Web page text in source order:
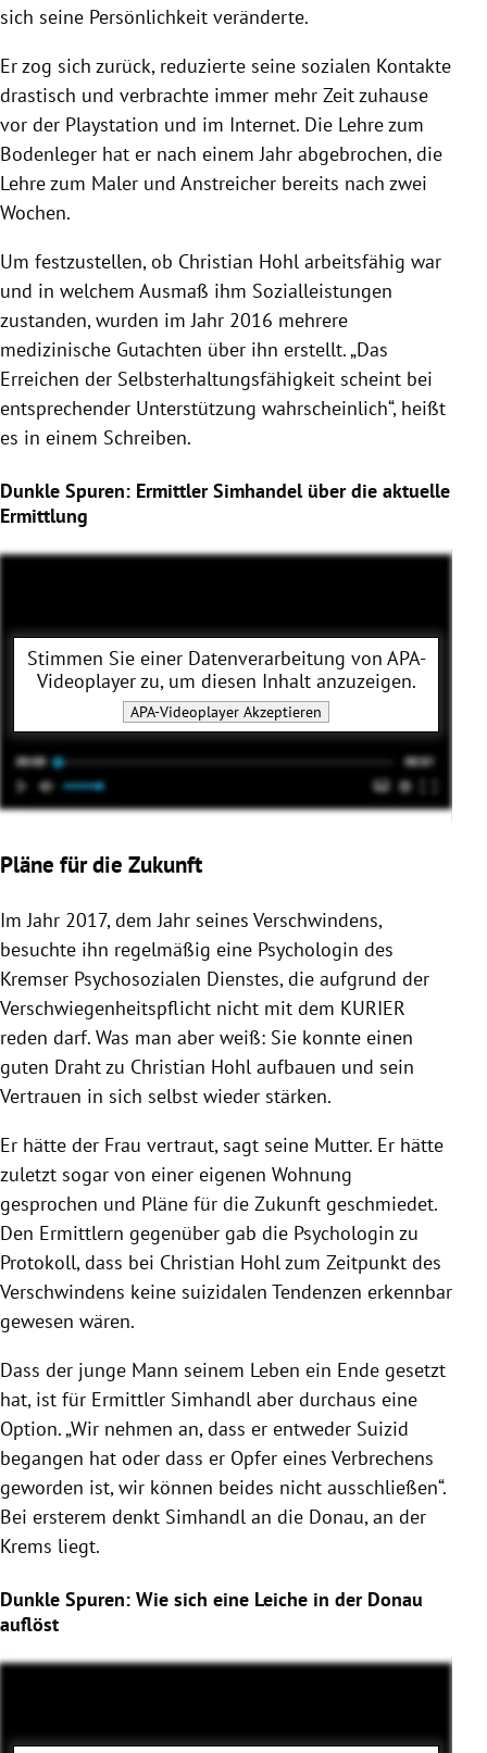
sich seine Persönlichkeit veränderte.
Er zog sich zurück, reduzierte seine sozialen Kontakte
drastisch und verbrachte immer mehr Zeit zuhause
vor der Playstation und im Internet. Die Lehre zum
Bodenleger hat er nach einem Jahr abgebrochen, die
Lehre zum Maler und Anstreicher bereits nach zwei
Wochen.
Um festzustellen, ob Christian Hohl arbeitsfähig war
und in welchem Ausmaß ihm Sozialleistungen
zustanden, wurden im Jahr 2016 mehrere
medizinische Gutachten über ihn erstellt. „Das
Erreichen der Selbsterhaltungsfähigkeit scheint bei
entsprechender Unterstützung wahrscheinlich“, heißt
es in einem Schreiben.
Dunkle Spuren: Ermittler Simhandel über die aktuelle
Ermittlung
Stimmen Sie einer Datenverarbeitung von APA-
Videoplayerzu, um diesen Inhalt anzuzeigen.
APA-Videoplayer Akzeptieren
Pläne für die Zukunft
Im Jahr 2017, dem Jahr seines Verschwindens,
besuchte ihn regelmäßig eine Psychologin des
Kremser Psychosozialen Dienstes, die aufgrund der
Verschwiegenheitspflicht nicht mit dem KURIER
reden darf. Was man aber weiß: Sie konnte einen
guten Draht zu Christian Hohl aufbauen und sein
Vertrauen in sich selbst wieder stärken.
Er hätte der Frau vertraut, sagt seine Mutter. Er hätte
zuletzt sogar von einer eigenen Wohnung
gesprochen und Pläne für die Zukunft geschmiedet.
Den Ermittlern gegenüber gab die Psychologin zu
Protokoll, dass bei Christian Hohl zum Zeitpunkt des
Verschwindens keine suizidalen Tendenzen erkennbar
gewesen wären.
Dass der junge Mann seinem Leben ein Ende gesetzt
hat, ist für Ermittler Simhandl aber durchaus eine
Option. „Wir nehmen an, dass er entweder Suizid
begangen hat oder dass er Opfer eines Verbrechens
geworden ist, wir können beides nicht ausschließen“.
Bei ersterem denkt Simhandl an die Donau, an der
Krems liegt.
Dunkle Spuren: Wie sich eine Leiche in der Donau
auflöst